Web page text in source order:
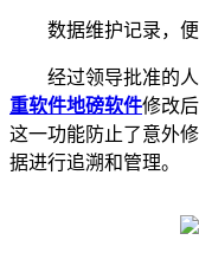
数据维护记录，便
经过领导批准的人
重软件地磅软件修改
这一功能防止了意外
据进行追溯和管理。